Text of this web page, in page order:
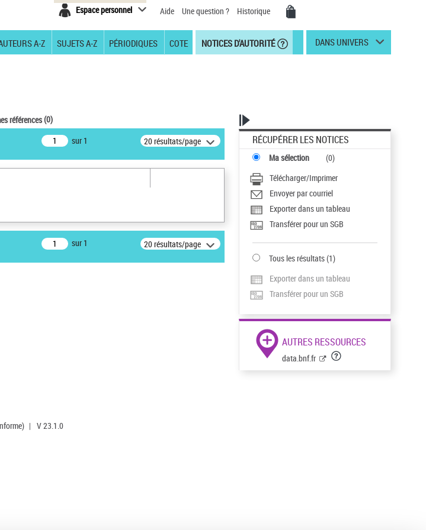
Espace personnel Aide Une question ? Historique
A-Z SUJETS A-Z PÉRIODIQUES COTE NOTICES D'AUTORITÉ DANS UNIVERS
références(0)
sur 1 20 résultats/page
sur 1 20 résultats/page
RÉCUPÉRER LES NOTICES
Ma sélection (0)
Télécharger/Imprimer
Envoyer par courriel
Exporter dans un tableau
Transférer pour un SGB
Tous les résultats(1)
Exporter dans un tableau
Transférer pour un SGB
AUTRES RESSOURCES
data.bnf.fr
| V 23.1.0